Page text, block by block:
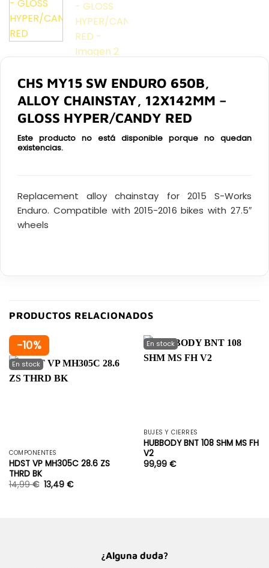
CHS MY15 SW ENDURO 650B,
ALLOY CHAINSTAY, 12X142MM –
GLOSS HYPER/CANDY RED
Este producto no está disponible porque no quedan
existencias.
Replacement alloy chainstay for 2015 S-Works
Enduro. Compatible with 2015-2016 bikes with 27.5″
wheels
PRODUCTOS RELACIONADOS
-10%
COMPONENTES
HDST VP MH305C 28.6 ZS
THRD BK
14,99€ 13,49€
BUJES Y CIERRES
HUBBODY BNT 108 SHM MS FH
V2
99,99 €
¿Alguna duda?